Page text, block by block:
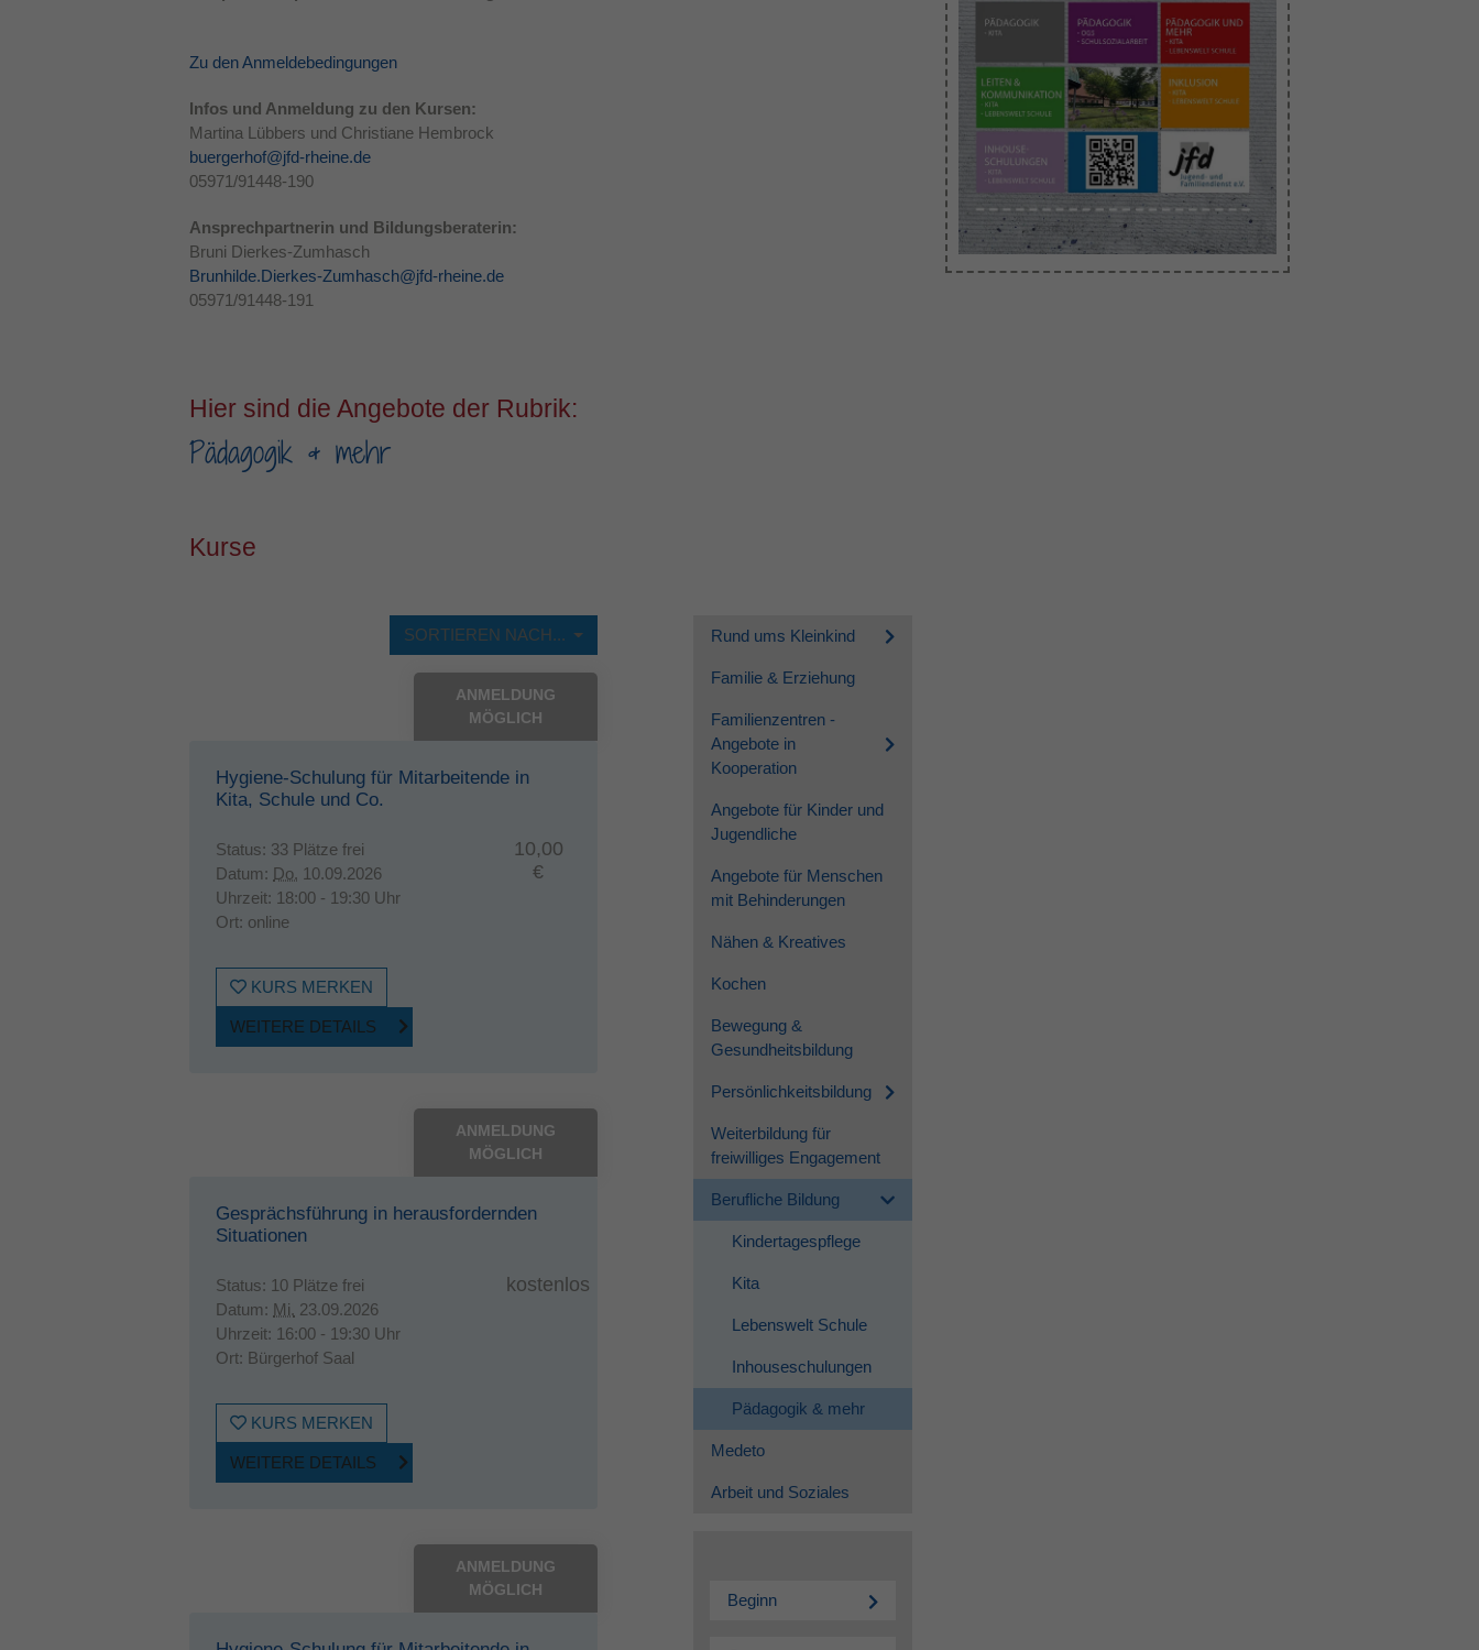
Zu den Anmeldebedingungen
Infos und Anmeldung zu den Kursen:
Martina Lübbers und Christiane Hembrock
buergerhof@jfd-rheine.de
05971/91448-190
Ansprechpartnerin und Bildungsberaterin:
Bruni Dierkes-Zumhasch
Brunhilde.Dierkes-Zumhasch@jfd-rheine.de
05971/91448-191
Hier sind die Angebote der Rubrik:
Pädagogik & mehr
Kurse
SORTIEREN NACH...
ANMELDUNG
MÖGLICH
Hygiene-Schulung für Mitarbeitende in
Kita, Schule und Co.
Status: 33 Plätze frei
Datum: Do. 10.09.2026
Uhrzeit: 18:00 - 19:30 Uhr
Ort: online
10,00
€
KURS MERKEN
WEITERE DETAILS
ANMELDUNG
MÖGLICH
Gesprächsführung in herausfordernden
Situationen
Status: 10 Plätze frei
Datum: Mi. 23.09.2026
Uhrzeit: 16:00 - 19:30 Uhr
Ort: Bürgerhof Saal
kostenlos
KURS MERKEN
WEITERE DETAILS
ANMELDUNG
MÖGLICH
Rund ums Kleinkind
Familie & Erziehung
Familienzentren -
Angebote in
Kooperation
Angebote für Kinder und
Jugendliche
Angebote für Menschen
mit Behinderungen
Nähen & Kreatives
Kochen
Bewegung &
Gesundheitsbildung
Persönlichkeitsbildung
Weiterbildung für
freiwilliges Engagement
Berufliche Bildung
Kindertagespflege
Kita
Lebenswelt Schule
Inhouseschulungen
Pädagogik & mehr
Medeto
Arbeit und Soziales
Beginn
Dieses Cookie wird verwendet, um Ihre Cookie-
Einstellungen für diese Website zu speichern.